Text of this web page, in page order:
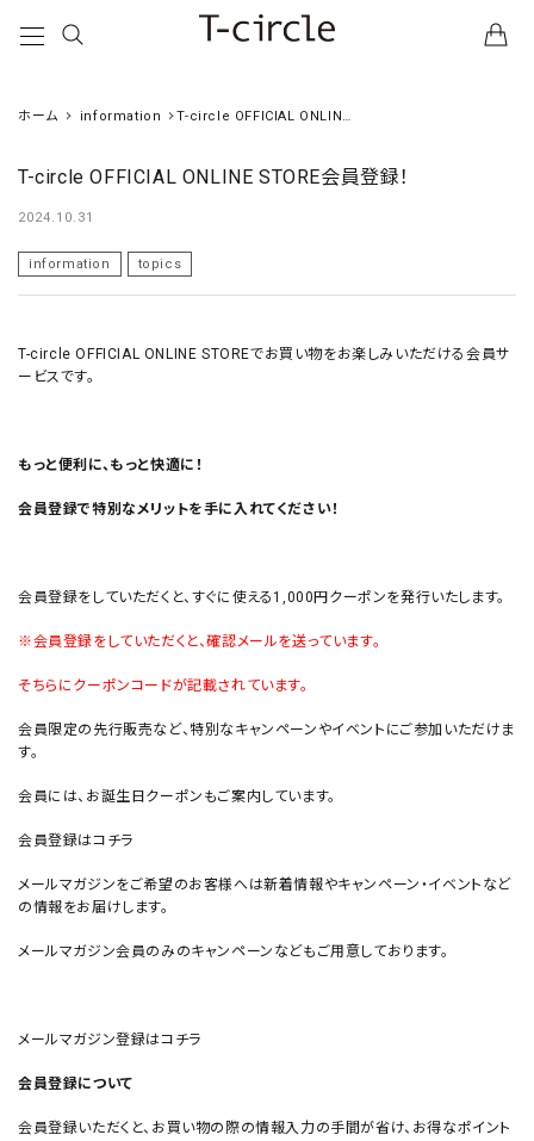
ホーム information
T-circle OFFICIAL ONLINE
T-circle OFFICIAL ONLINE STORE会員登録！
2024.10.31
information topics
T-circle OFFICIAL ONLINE STOREでお買い物をお楽しみいただける会員サ
ービスです。
もっと便利に、もっと快適に！
会員登録で特別なメリットを手に入れてください！
会員登録をしていただくと、すぐに使える1,000円クーポンを発行いたします。
※会員登録をしていただくと、確認メールを送っています。
そちらにクーポンコードが記載されています。
会員限定の先行販売など、特別なキャンペーンやイベントにご参加いただけま
す。
会員には、お誕生日クーポンもご案内しています。
会員登録はコチラ
メールマガジンをご希望のお客様へは新着情報やキャンペーン・イベントなど
の情報をお届けします。
メールマガジン会員のみのキャンペーンなどもご用意しております。
メールマガジン登録はコチラ
会員登録について
会員登録いただくと、お買い物の際の情報入力の手間が省け、お得なポイント